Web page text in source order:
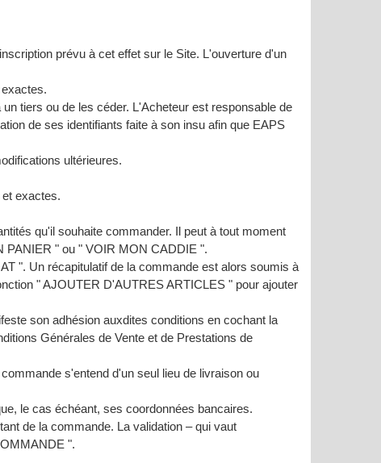
prévu à cet effet sur le Site. L'ouverture d'un
tiers ou de les céder. L'Acheteur est responsable de
de ses identifiants faite à son insu afin que EAPS
ultérieures.
exactes.
qu'il souhaite commander. Il peut à tout moment
PANIER " ou " VOIR MON CADDIE ".
". Un récapitulatif de la commande est alors soumis à
" AJOUTER D'AUTRES ARTICLES " pour ajouter
son adhésion auxdites conditions en cochant la
Générales de Vente et de Prestations de
s'entend d'un seul lieu de livraison ou
le cas échéant, ses coordonnées bancaires.
de la commande. La validation – qui vaut
".